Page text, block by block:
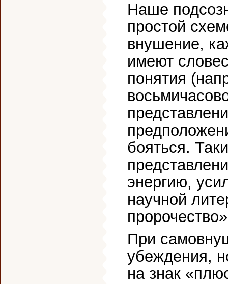
Наше
простой
внушение,
имеют
понятия
бояться.
энергию,
научной
При
убеждения,
на знак